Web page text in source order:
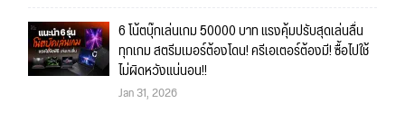
6 โน้ตบุ๊กเล่นเกม 50000 บาท แรงคุ้มปรับสุดเล่นลื่น
ทุกเกม สตรีมเมอร์ต้องโดน! ครีเอเตอร์ต้องมี! ซื้อไปใช้
ไม่ผิดหวังแน่นอน!!
Jan 31, 2026